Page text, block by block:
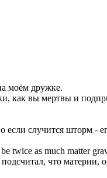
моём дружке.
как вы мертвы и
случится шторм -
twice as much matter
подсчитал, что